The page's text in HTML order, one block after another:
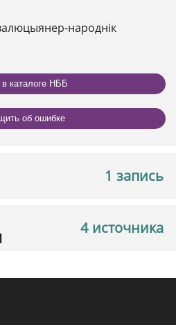
народнік
в каталоге НББ
об ошибке
1 запись
4 источника